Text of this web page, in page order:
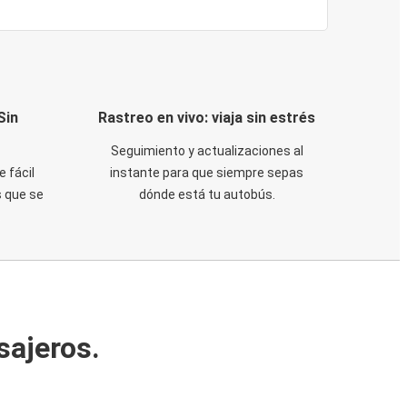
fácil
se
Rastreo en vivo: viaja sin estrés
Seguimiento y actualizaciones al
instante para que siempre sepas
dónde está tu autobús.